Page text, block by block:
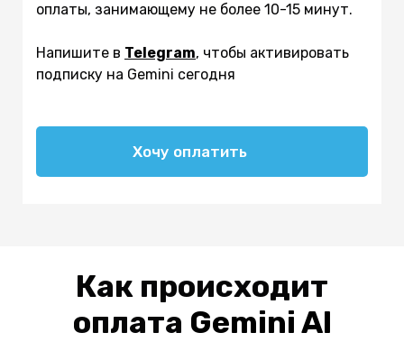
оплаты, занимающему не более 10-15 минут.
Напишите в Telegram, чтобы активировать
подписку на Gemini сегодня
Хочу оплатить
Как происходит
оплата Gemini AI